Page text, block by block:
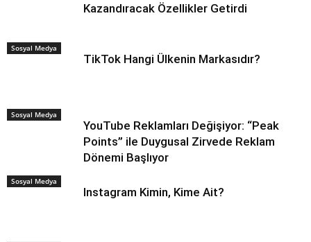
Sosyal Medya
Kazandıracak Özellikler Getirdi
Sosyal Medya
TikTok Hangi Ülkenin Markasıdır?
Sosyal Medya
YouTube Reklamları Değişiyor: “Peak
Points” ile Duygusal Zirvede Reklam
Dönemi Başlıyor
Instagram Kimin, Kime Ait?